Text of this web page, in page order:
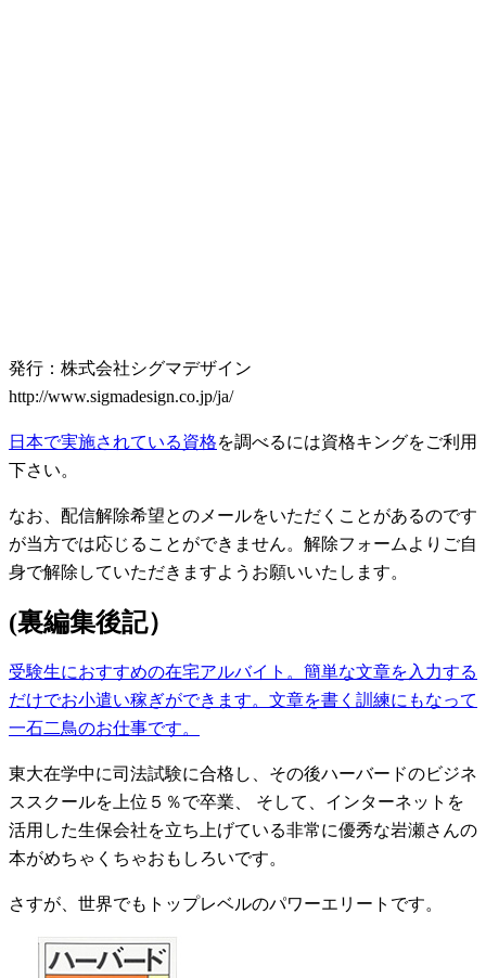
発行：株式会社シグマデザイン
http://www.sigmadesign.co.jp/ja/
日本で実施されている資格を調べるには資格キングをご利用
下さい。
なお、配信解除希望とのメールをいただくことがあるのです
が当方では応じることができません。解除フォームよりご自
身で解除していただきますようお願いいたします。
(裏編集後記）
受験生におすすめの在宅アルバイト。簡単な文章を入力する
だけでお小遣い稼ぎができます。文章を書く訓練にもなって
一石二鳥のお仕事です。
東大在学中に司法試験に合格し、その後ハーバードのビジネ
ススクールを上位５％で卒業、 そして、インターネットを
活用した生保会社を立ち上げている非常に優秀な岩瀬さんの
本がめちゃくちゃおもしろいです。
さすが、世界でもトップレベルのパワーエリートです。